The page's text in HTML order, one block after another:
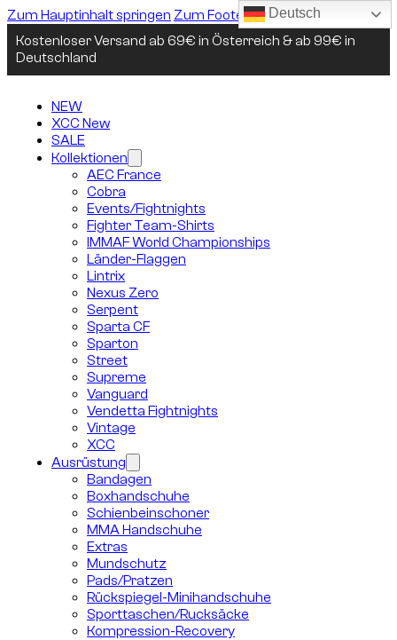
Zum Hauptinhalt springen Zum Footer springen
Kostenloser Versand ab 69€ in Österreich & ab 99€ in
Deutschland
NEW
XCC New
SALE
Kollektionen
AEC France
Cobra
Events/Fightnights
Fighter Team-Shirts
IMMAF World Championships
Länder-Flaggen
Lintrix
Nexus Zero
Serpent
Sparta CF
Sparton
Street
Supreme
Vanguard
Vendetta Fightnights
Vintage
XCC
Ausrüstung
Bandagen
Boxhandschuhe
Schienbeinschoner
MMA Handschuhe
Extras
Mundschutz
Pads/Pratzen
Rückspiegel-Minihandschuhe
Sporttaschen/Rucksäcke
Kompression-Recovery
Deutsch